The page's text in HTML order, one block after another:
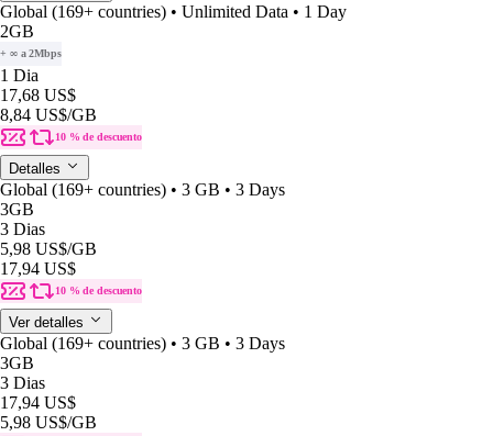
Global (169+ countries) • Unlimited Data • 1 Day
2GB
+ ∞ a 2Mbps
1 Dia
17,68 US$
8,84 US$/GB
10 % de descuento
Detalles
Global (169+ countries) • 3 GB • 3 Days
3GB
3 Dias
5,98 US$/GB
17,94 US$
10 % de descuento
Ver detalles
Global (169+ countries) • 3 GB • 3 Days
3GB
3 Dias
17,94 US$
5,98 US$/GB